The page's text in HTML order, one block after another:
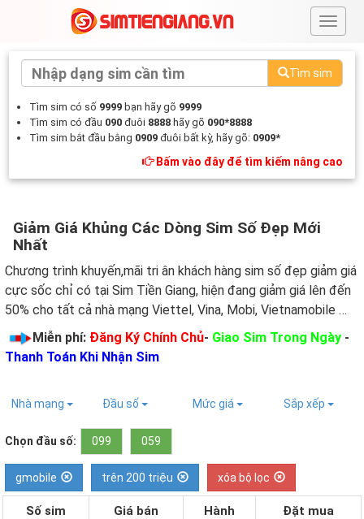
#
Tìm sim
Tìm sim có số 9999 bạn hãy gõ 9999
Tìm sim có đầu 090 đuôi 8888 hãy gõ 090*8888
Tìm sim bắt đầu bằng 0909 đuôi bất kỳ, hãy gõ: 0909*
Bấm vào đây để tìm kiếm nâng cao
Giảm Giá Khủng Các Dòng Sim Số Đẹp Mới
Nhất
Chương trình khuyến,mãi tri ân khách hàng sim số đẹp giảm giá
cực sốc chỉ có tại Sim Tiền Giang, hiện đang giảm giá lên đến
50% cho tất cả nhà mạng Viettel, Vina, Mobi, Vietnamobile …
Miễn phí: Đăng Ký Chính Chủ- Giao Sim Trong Ngày -
Thanh Toán Khi Nhận Sim
Nhà mạng Đầu số Mức giá Sắp xếp
Chọn đầu số: 099 059
gmobile trên 200 triệu xóa bộ lọc
Số sim Giá bán Hành Đặt mua